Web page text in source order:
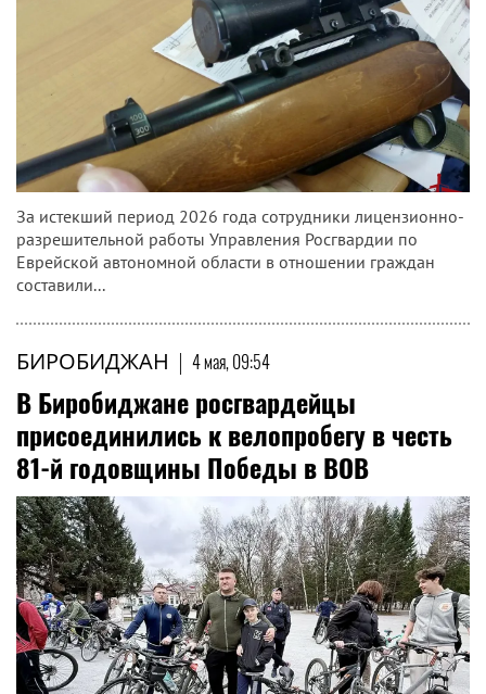
За истекший период 2026 года сотрудники лицензионно-
разрешительной работы Управления Росгвардии по
Еврейской автономной области в отношении граждан
составили...
БИРОБИДЖАН | 4 мая, 09:54
В Биробиджане росгвардейцы
присоединились к велопробегу в честь
81-й годовщины Победы в ВОВ